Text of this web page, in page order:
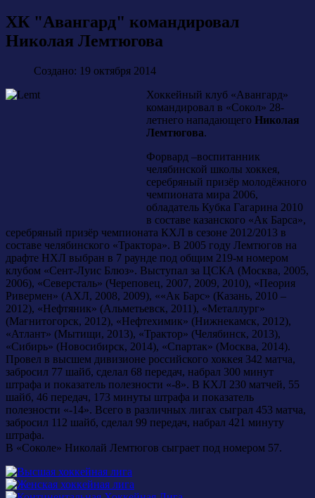
ХК "Авангард" командировал
Николая Лемтюгова
Создано: 19 октября 2014
Хоккейный клуб «Авангард»
командировал в «Сокол» 28-
летнего нападающего Николая
Лемтюгова.
Форвард –воспитанник
челябинской школы хоккея,
серебряный призёр молодёжного
чемпионата мира 2006,
обладатель Кубка Гагарина 2010
в составе казанского «Ак Барса»,
серебряный призёр чемпионата КХЛ в сезоне 2012/2013 в
составе челябинского «Трактора». В 2005 году Лемтюгов на
драфте НХЛ выбран в 7 раунде под общим 219-м номером
клубом «Сент-Луис Блюз». Выступал за ЦСКА (Москва, 2005,
2006), «Северсталь» (Череповец, 2007, 2009, 2010), «Пеория
Ривермен» (АХЛ, 2008, 2009), ««Ак Барс» (Казань, 2010 –
2012), «Нефтяник» (Альметьевск, 2011), «Металлург»
(Магнитогорск, 2012), «Нефтехимик» (Нижнекамск, 2012),
«Атлант» (Мытищи, 2013), «Трактор» (Челябинск, 2013),
«Сибирь» (Новосибирск, 2014), «Спартак» (Москва, 2014).
Провел в высшем дивизионе российского хоккея 342 матча,
забросил 77 шайб, сделал 68 передач, набрал 300 минут
штрафа и показатель полезности «-8». В КХЛ 230 матчей, 55
шайб, 46 передач, 173 минуты штрафа и показатель
полезности «-14». Всего в различных лигах сыграл 453 матча,
забросил 112 шайб, сделал 99 передач, набрал 421 минуту
штрафа.
В «Соколе» Николай Лемтюгов сыграет под номером 57.